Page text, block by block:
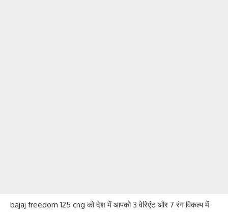
bajaj freedom 125 cng को देश में आपको 3 वेरिएंट और 7 रंग विकल्प में